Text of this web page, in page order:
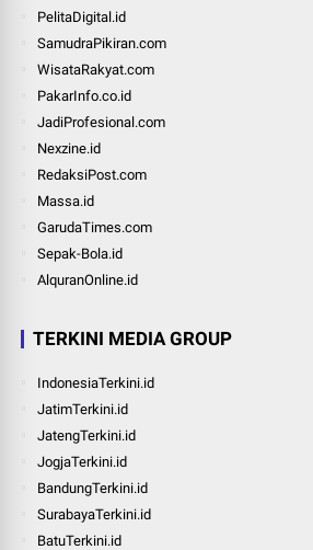
PelitaDigital.id
SamudraPikiran.com
WisataRakyat.com
PakarInfo.co.id
JadiProfesional.com
Nexzine.id
RedaksiPost.com
Massa.id
GarudaTimes.com
Sepak-Bola.id
AlquranOnline.id
TERKINI MEDIA GROUP
IndonesiaTerkini.id
JatimTerkini.id
JatengTerkini.id
JogjaTerkini.id
BandungTerkini.id
SurabayaTerkini.id
BatuTerkini.id